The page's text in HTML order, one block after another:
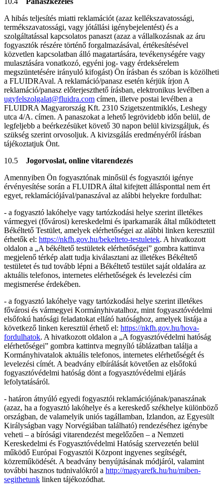
A hibás teljesítés miatti reklamációt (azaz kellékszavatossági,
termékszavatossági, vagy jótállási igénybejelentést) és a
szolgáltatással kapcsolatos panaszt (azaz a vállalkozásnak az áru
fogyasztók részére történő forgalmazásával, értékesítésével
közvetlen kapcsolatban álló magatartására, tevékenységére vagy
mulasztására vonatkozó, egyéni jog- vagy érdeksérelem
megszüntetésére irányuló kifogást) Ön írásban és szóban is közölheti
a FLUIDRAval. A reklamáció/panasz esetén kérjük írjon A
reklamáció/panasz előterjeszthető írásban, elektronikus levélben a
ugyfelszolgalat@fluidra.com címen, illetve postai levélben a
FLUIDRA Magyarország Kft. 2310 Szigetszentmiklós, Leshegy
utca 4/A. címen. A panaszokat a lehető legrövidebb időn belül, de
legfeljebb a beérkezésüket követő 30 napon belül kivizsgáljuk, és
szükség szerint orvosoljuk. A kivizsgálás eredményéről írásban
tájékoztatjuk Önt.
10.5 Jogorvoslat, online vitarendezés
Amennyiben Ön fogyasztónak minősül és fogyasztói igénye
érvényesítése során a FLUIDRA által kifejtett állásponttal nem ért
egyet, reklamációjával/panaszával az alábbi helyekre fordulhat:
- a fogyasztó lakóhelye vagy tartózkodási helye szerint illetékes
vármegyei (fővárosi) kereskedelmi és iparkamarák által működtetett
Békéltető Testület, amelyek elérhetőségei az alábbi linken keresztül
érhetők el: https://nkfh.gov.hu/bekelteto-testuletek. A hivatkozott
oldalon a „A békéltető testületek elérhetőségei” gombra kattinva
megjelenő térkép alatt tudja kiválasztani az illetékes Békéltető
testületet és tud tovább lépni a Békéltető testület saját oldalára az
aktuális telefonos, internetes elérhetőségek és levelezési cím
megismerése érdekében.
- a fogyasztó lakóhelye vagy tartózkodási helye szerint illetékes
fővárosi és vármegyei Kormányhivatalhoz, mint fogyasztóvédelmi
elsőfokú hatósági feladatokat ellátó hatósághoz, amelyek listája a
következő linken keresztül érhető el: https://nkfh.gov.hu/hova-
fordulhatok. A hivatkozott oldalon a „A fogyasztóvédelmi hatóság
elérhetőségei” gombra kattintva megnyíló táblázatban találja a
Kormányhivatalok aktuális telefonos, internetes elérhetőségét és
levelezési címét. A beadvány elbírálását követően az elsőfokú
fogyasztóvédelmi hatóság dönt a fogyasztóvédelmi eljárás
lefolytatásáról.
- határon átnyúló egyedi fogyasztói reklamációjának/panaszának
(azaz, ha a fogyasztó lakóhelye és a kereskedő székhelye különböző
országban, de valamelyik uniós tagállamban, Izlandon, az Egyesült
Királyságban vagy Norvégiában található) rendezéséhez igénybe
veheti – a bírósági vitarendezést megelőzően – a Nemzeti
Kereskedelmi és Fogyasztóvédelmi Hatóság szervezetén belül
működő Európai Fogyasztói Központ ingyenes segítségét,
közreműködését. A beadvány benyújtásának módjáról, valamint
további hasznos tudnivalókról a http://magyarefk.hu/hu/miben-
segithetunk linken tájékozódhat.